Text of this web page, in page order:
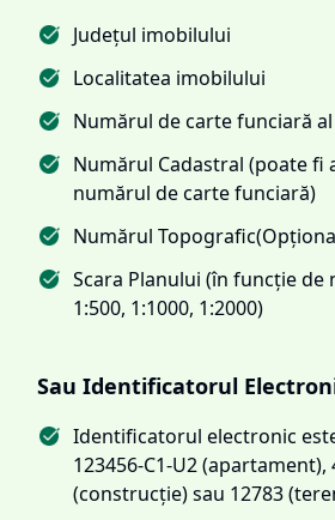
Județul imobilului
Localitatea imobilului
Numărul de carte funciară
Numărul Cadastral (poate fi
numărul de carte funciară)
Numărul
Scara Planului (în funcție de
1:500, 1:1000, 1:2000)
Sau Identificatorul
Identificatorul electronic
123456-C1-U2 (apartament),
(construcție) sau 12783